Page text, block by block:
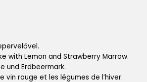
with Lemon and Strawberry Marrow.
und Erdbeermark.
vin rouge et les légumes de l’hiver.